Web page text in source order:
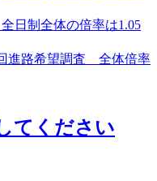
日制全体の倍率は1.05
進路希望調査 全体倍率
10月11日、桐生で第10
プ 思考力・読解力重視
進路希望調査 全体倍率
プ 思考力・読解力重視